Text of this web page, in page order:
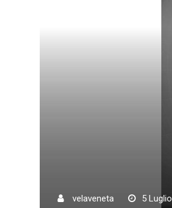
velaveneta 5